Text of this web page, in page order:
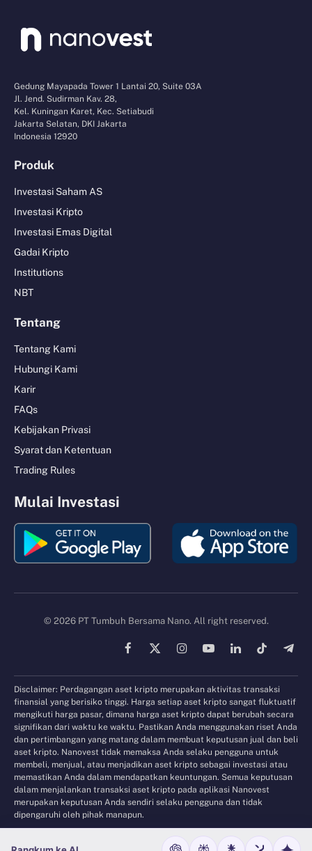
Gedung Mayapada Tower 1 Lantai 20, Suite 03A
Jl. Jend. Sudirman Kav. 28,
Kel. Kuningan Karet, Kec. Setiabudi
Jakarta Selatan, DKI Jakarta
Indonesia 12920
Produk
Investasi Saham AS
Investasi Kripto
Investasi Emas Digital
Gadai Kripto
Institutions
NBT
Tentang
Tentang Kami
Hubungi Kami
Karir
FAQs
Kebijakan Privasi
Syarat dan Ketentuan
Trading Rules
Mulai Investasi
© 2026 PT Tumbuh Bersama Nano. All right reserved.
Facebook
X
InstagramYouTubeLinkedInTikTok
Disclaimer: Perdagangan aset kripto merupakan aktivitas transaksi
finansial yang berisiko tinggi. Harga setiap aset kripto sangat fluktuatif
mengikuti harga pasar, dimana harga aset kripto dapat berubah secara
signifikan dari waktu ke waktu. Pastikan Anda menggunakan riset Anda
dan pertimbangan yang matang dalam membuat keputusan jual dan beli
aset kripto. Nanovest tidak memaksa Anda selaku pengguna untuk
membeli, menjual, atau menjadikan aset kripto sebagai investasi atau
memastikan Anda dalam mendapatkan keuntungan. Semua keputusan
dalam menjalankan transaksi aset kripto pada aplikasi Nanovest
merupakan keputusan Anda sendiri selaku pengguna dan tidak
dipengaruhi oleh pihak manapun.